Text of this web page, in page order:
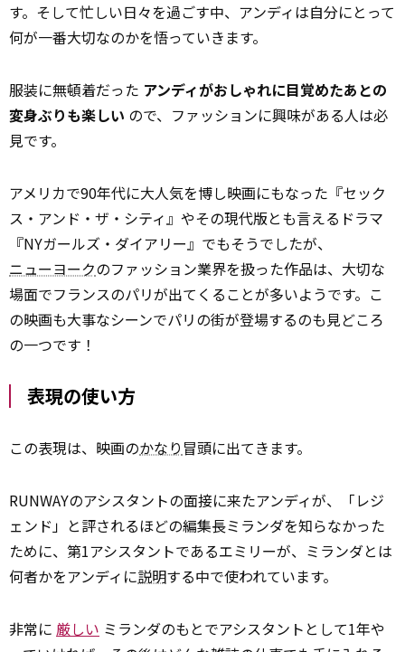
す。そして忙しい日々を過ごす中、アンディは自分にとって
何が一番大切なのかを悟っていきます。
服装に無頓着だった アンディがおしゃれに目覚めたあとの
変身ぶりも楽しい ので、ファッションに興味がある人は必
見です。
アメリカで90年代に大人気を博し映画にもなった『セック
ス・アンド・ザ・シティ』やその現代版とも言えるドラマ
『NYガールズ・ダイアリー』でもそうでしたが、
ニューヨークのファッション業界を扱った作品は、大切な
場面でフランスのパリが出てくることが多いようです。こ
の映画も大事なシーンでパリの街が登場するのも見どころ
の一つです！
表現の使い方
この表現は、映画のかなり 冒頭に出てきます。
RUNWAYのアシスタントの面接に来たアンディが、「レジ
ェンド」と評されるほどの編集長ミランダを知らなかった
ために、第1アシスタントであるエミリーが、ミランダとは
何者かをアンディに説明する中で使われています。
非常に 厳しい ミランダのもとでアシスタントとして1年や